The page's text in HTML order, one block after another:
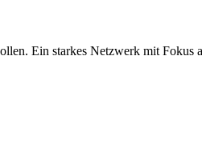
Ein starkes Netzwerk mit Fokus